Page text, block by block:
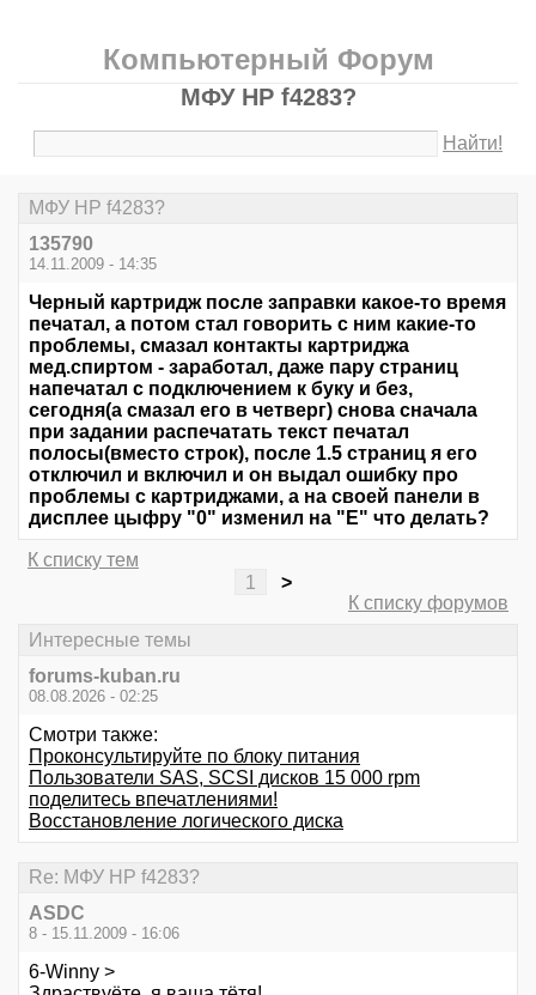
Компьютерный Форум
МФУ HP f4283?
Найти!
МФУ HP f4283?
135790
14.11.2009 - 14:35
Черный картридж после заправки какое-то время
печатал, а потом стал говорить с ним какие-то
проблемы, смазал контакты картриджа
мед.спиртом - заработал, даже пару страниц
напечатал с подключением к буку и без,
сегодня(а смазал его в четверг) снова сначала
при задании распечатать текст печатал
полосы(вместо строк), после 1.5 страниц я его
отключил и включил и он выдал ошибку про
проблемы с картриджами, а на своей панели в
дисплее цыфру "0" изменил на "Е" что делать?
К списку тем
1
>
К списку форумов
Интересные темы
forums-kuban.ru
08.08.2026 - 02:25
Смотри также:
Проконсультируйте по блоку питания
Пользователи SAS, SCSI дисков 15 000 rpm
поделитесь впечатлениями!
Восстановление логического диска
Re: МФУ HP f4283?
ASDC
8 - 15.11.2009 - 16:06
6-Winny >